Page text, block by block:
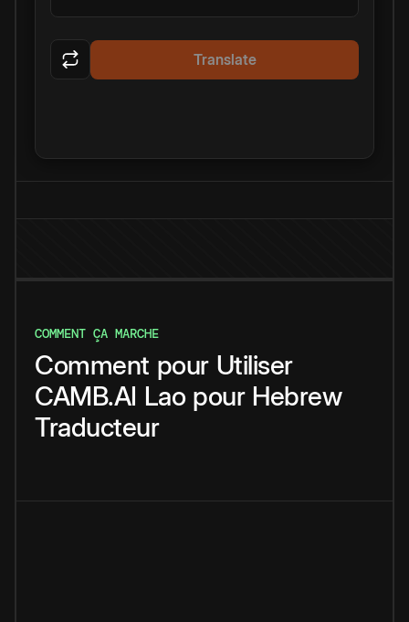
Translate
COMMENT ÇA MARCHE
Comment pour Utiliser
CAMB.AI Lao pour Hebrew
Traducteur